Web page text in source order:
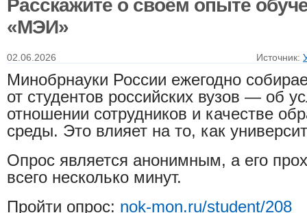
Расскажите о своём опыте
«МЭИ»
02.06.2026 Источник:
Минобрнауки России ежегодно
от студентов российских вузов — об
отношении сотрудников и качестве
среды. Это влияет на то, как
Опрос является анонимным, а его
всего несколько минут.
Пройти опрос: nok-mon.ru/student/208